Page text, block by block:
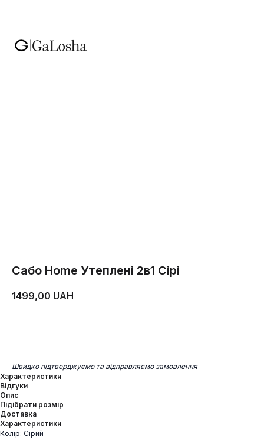
Cабо Home Утеплені 2в1 Сірі
1499,00 UAH
Швидко підтверджуємо та відправляємо замовлення
Характеристики
Відгуки
Опис
Підібрати розмір
Доставка
Характеристики
Колір: Сірий